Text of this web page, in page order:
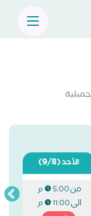
الأحد(9/8)
من5:00 م
الى11:00 م